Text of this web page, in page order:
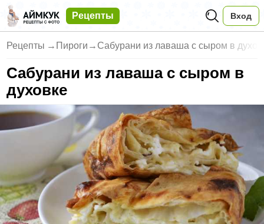
Рецепты Вход
Рецепты → Пироги → Сабурани из лаваша с сыром в
Сабурани из лаваша с сыром в
духовке